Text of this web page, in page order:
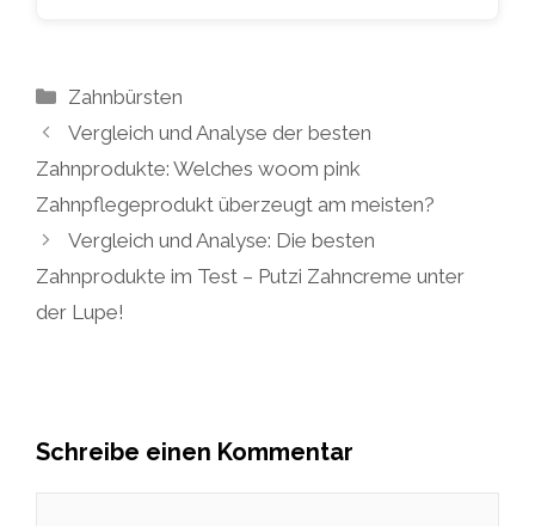
Kategorien
Zahnbürsten
Vergleich und Analyse der besten
Zahnprodukte: Welches woom pink
Zahnpflegeprodukt überzeugt am meisten?
Vergleich und Analyse: Die besten
Zahnprodukte im Test – Putzi Zahncreme unter
der Lupe!
Schreibe einen Kommentar